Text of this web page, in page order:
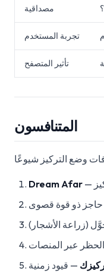
مصداقية
تجربة المستخدم
تأثير المتصفح
المتنافسون
Dream Afar
ذو قوة قصوى
(زراعة الأشجار)
عبر المنصات
— قيود زمنية